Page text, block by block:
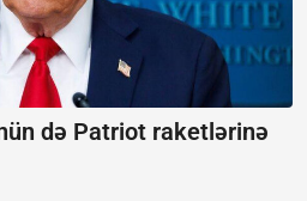
də Patriot raketlərinə